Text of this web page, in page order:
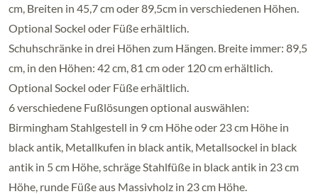
cm, Breiten in 45,7 cm oder 89,5cm in verschiedenen Höhen.
Optional Sockel oder Füße erhältlich.
Schuhschränke in drei Höhen zum Hängen. Breite immer: 89,5
cm, in den Höhen: 42 cm, 81 cm oder 120 cm erhältlich.
Optional Sockel oder Füße erhältlich.
6 verschiedene Fußlösungen optional auswählen:
Birmingham Stahlgestell in 9 cm Höhe oder 23 cm Höhe in
black antik, Metallkufen in black antik, Metallsockel in black
antik in 5 cm Höhe, schräge Stahlfüße in black antik in 23 cm
Höhe, runde Füße aus Massivholz in 23 cm Höhe.